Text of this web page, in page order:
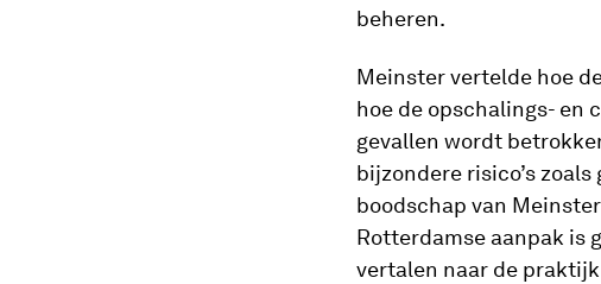
beheren.
Meinster vertelde hoe
hoe de opschalings- en
gevallen wordt
bijzondere risico’s
boodschap van
Rotterdamse aanpak is
vertalen naar de